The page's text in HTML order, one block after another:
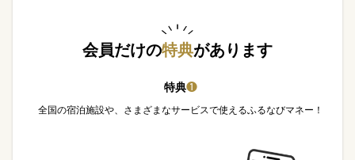
会員だけの特典があります
特典❶
全国の宿泊施設や、さまざまなサービスで使えるふるなびマネー！